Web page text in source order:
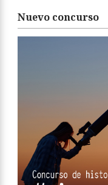
Nuevo concurso